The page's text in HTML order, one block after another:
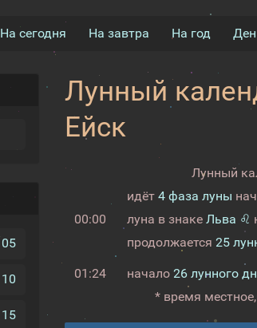
На сегодня На завтра На год
05
10
15
Лунный
Ейск
Лунный
00:00
идёт 4 фаза луны
луна в знаке Льва ♌
продолжается 25
01:24 начало 26 лунного
* время местное,